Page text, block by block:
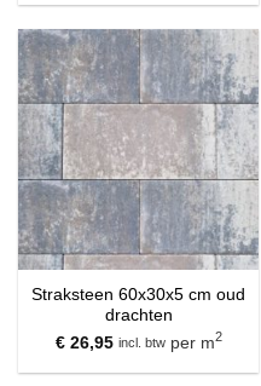
€ 421,98.€ 325,00.
Straksteen 60x30x5 cm oud
drachten
€26,95 incl. btwper m2